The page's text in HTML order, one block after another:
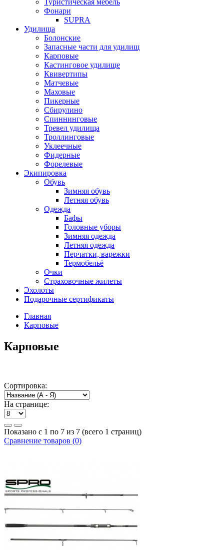
Туристическая мебель
Фонари
SUPRA
Удилища
Болонские
Запасные части для удилищ
Карповые
Кастинговое удилище
Квивертипы
Матчевые
Маховые
Пикерные
Сбирулино
Спиннинговые
Тревел удилища
Троллинговые
Уклеечные
Фидерные
Форелевые
Экипировка
Обувь
Зимняя обувь
Летняя обувь
Одежда
Бафы
Головные уборы
Зимняя одежда
Летняя одежда
Перчатки, варежки
Термобельё
Очки
Страховочные жилеты
Эхолоты
Подарочные сертификаты
Главная
Карповые
Карповые
Сортировка:
На странице:
Показано с 1 по 7 из 7 (всего 1 страниц)
Сравнение товаров (0)